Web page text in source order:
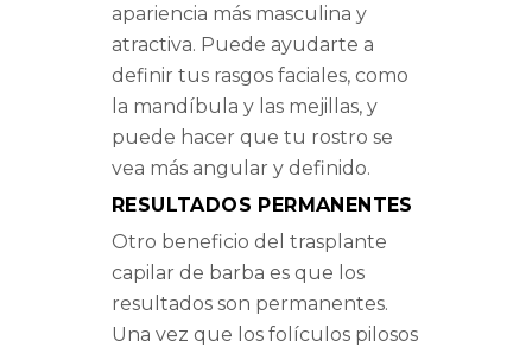
apariencia más masculina y
atractiva. Puede ayudarte a
definir tus rasgos faciales, como
la mandíbula y las mejillas, y
puede hacer que tu rostro se
vea más angular y definido.
RESULTADOS PERMANENTES
Otro beneficio del trasplante
capilar de barba es que los
resultados son permanentes.
Una vez que los folículos pilosos